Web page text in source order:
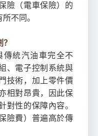
險（電車保險）的
不同。
傳統汽油車完全不
、電子控制系統與
技術，加上零件價
相對昂貴，因此保
對性的保障內容。
險費）普遍高於傳